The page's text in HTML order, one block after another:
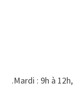
: 9h à 12h,